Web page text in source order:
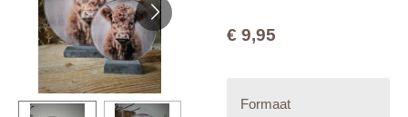
€ 9,95
Formaat